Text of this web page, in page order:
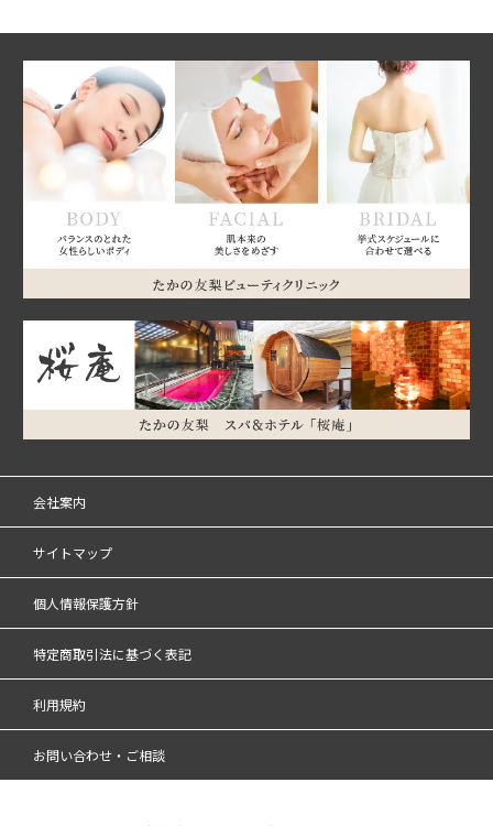
会社案内
サイトマップ
個人情報保護方針
特定商取引法に基づく表記
利用規約
お問い合わせ・ご相談